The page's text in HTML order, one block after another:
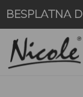
BESPLATNA